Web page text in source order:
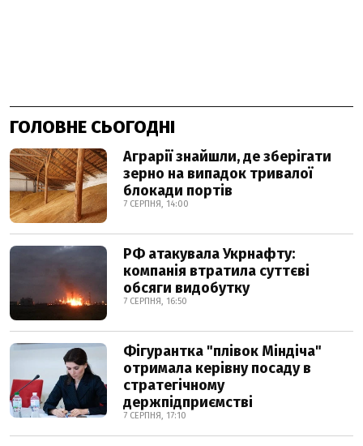
ГОЛОВНЕ СЬОГОДНІ
Аграрії знайшли, де зберігати
зерно на випадок тривалої
блокади портів
7 СЕРПНЯ, 14:00
РФ атакувала Укрнафту:
компанія втратила суттєві
обсяги видобутку
7 СЕРПНЯ, 16:50
Фігурантка "плівок Міндіча"
отримала керівну посаду в
стратегічному
держпідприємстві
7 СЕРПНЯ, 17:10